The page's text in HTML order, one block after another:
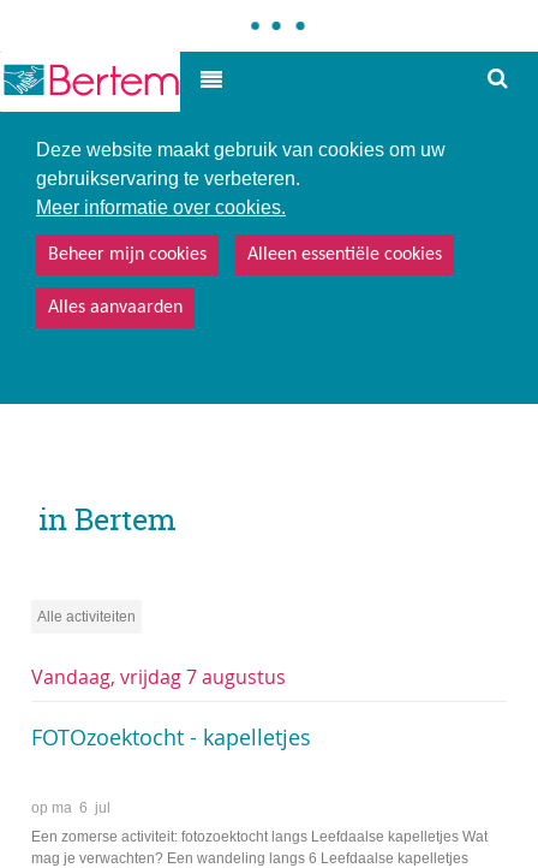
Deze website maakt gebruik van cookies om uw
gebruikservaring te verbeteren.
Meer informatie over cookies.
Beheer mijn cookies Alleen essentiële cookies
Alles aanvaarden
in Bertem
Alle activiteiten
Vandaag, vrijdag 7 augustus
FOTOzoektocht - kapelletjes
op ma 6 jul
Een zomerse activiteit: fotozoektocht langs Leefdaalse kapelletjes Wat
mag je verwachten? Een wandeling langs 6 Leefdaalse kapelletjes